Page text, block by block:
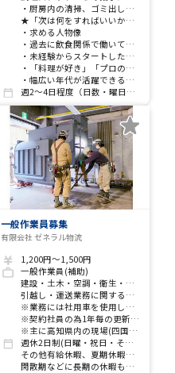
・厨房内の清掃、ゴミ出し等の付随業務
★「次は何をすればいいか」は調理スタッフがしっかり指示を出しますので、ご自身で判断して焦る必要はありません。裏方でコツコツと取り組めるお仕事です。
・求める人物像
・過去に飲食関係で働いていた方など大歓迎！（ブランクがあっても全く問題ありません。経験者は時給面で優遇します）
・未経験からスタートしたい方も大歓迎！
・「料理が好き」「プロの調理現場に興味がある」という学生さんも歓迎します。
・幅広い年代が活躍できる環境です。子育てが落ち着いた方や、セミリタイア後の働き先を探している方もぜひご応募ください。
週2～4日程度（日数・曜日は相談に応じます。）
一般作業員募集
有限会社 ゼネラル物流
1,200円～1,500円
一般作業員(補助)
建設・土木・空調・衛生・電気工事に関する工事作業の作業及び補助作業
引越し・運送業務に関する作業及び補助作業
※業務には社用車を使用します
※契約社員の為1年毎の更新あり
※主に高知県内の現場(四国島内に数日間の短期出張あり)
週休2日制(日曜・祝日・その他)
その他有給休暇、夏期休暇、年末年始など
閑散期などに長期の休暇も取得可能です